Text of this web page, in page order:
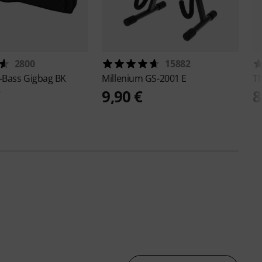
2800
Bass Gigbag BK
15882
Millenium GS-2001 E
9,90 €